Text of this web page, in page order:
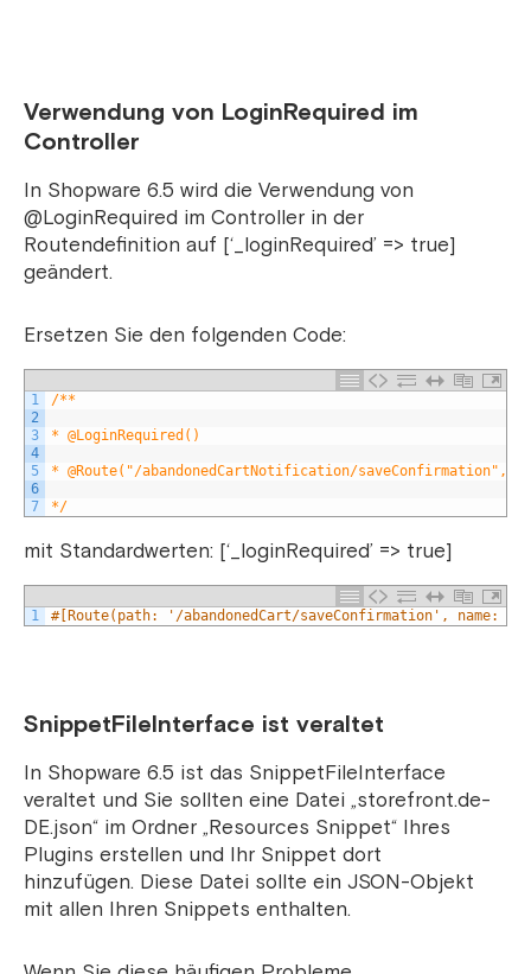
Verwendung von LoginRequired im
Controller
In Shopware 6.5 wird die Verwendung von
@LoginRequired im Controller in der
Routendefinition auf [‘_loginRequired’ => true]
geändert.
Ersetzen Sie den folgenden Code:
1
2
3
4
5
6
7
/**
* @LoginRequired()
* @Route("/abandonedCartNotification/saveConfirmation",
*/
mit Standardwerten: [‘_loginRequired’ => true]
1 #[Route(path: '/abandonedCart/saveConfirmation',
SnippetFileInterface ist veraltet
In Shopware 6.5 ist das SnippetFileInterface
veraltet und Sie sollten eine Datei „storefront.de-
DE.json“ im Ordner „Resources Snippet“ Ihres
Plugins erstellen und Ihr Snippet dort
hinzufügen. Diese Datei sollte ein JSON-Objekt
mit allen Ihren Snippets enthalten.